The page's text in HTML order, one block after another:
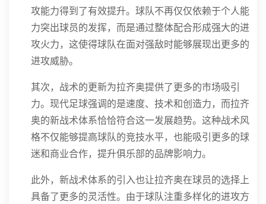
攻能力得到了有效提升。球队不再仅仅依赖于个人能
力突出球员的发挥，而是通过整体配合形成强大的进
攻火力，这使得球队在面对强敌时能够展现出更多的
进攻威胁。
其次，战术的更新为拉齐奥提供了更多的市场吸引
力。现代足球强调的是速度、技术和创造力，而拉齐
奥的新战术体系恰恰符合这一发展趋势。这种战术风
格不仅能够提高球队的竞技水平，也能吸引更多的球
迷和商业合作，提升俱乐部的品牌影响力。
此外，新战术体系的引入也让拉齐奥在球员的选择上
具备了更多的灵活性。由于球队注重多样化的进攻方